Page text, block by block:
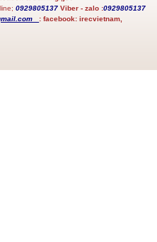
0929805137 Viber - zalo :0929805137
:facebook: irecvietnam,